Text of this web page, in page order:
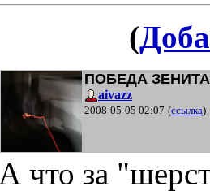
(
ПОБЕДА
aivazz
2008-05-05 02:07 (ссылка)
А что за